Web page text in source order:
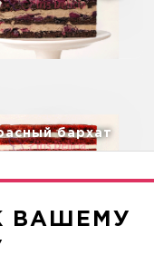
бархат
ВАШЕМУ